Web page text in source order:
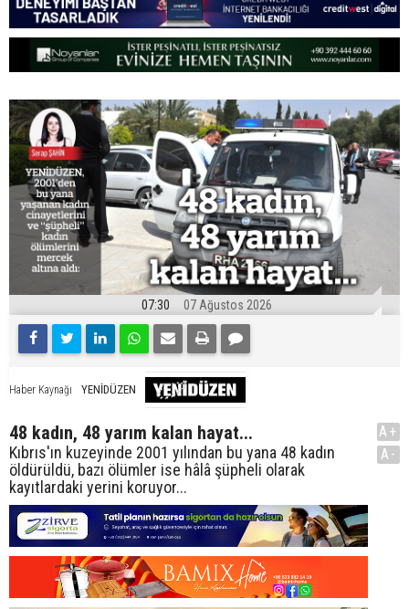
07:30 07 Ağustos 2026
Haber Kaynağı YENİDÜZEN
48 kadın, 48 yarım kalan hayat...
Kıbrıs'ın kuzeyinde 2001 yılından bu yana 48 kadın
öldürüldü, bazı ölümler ise hâlâ şüpheli olarak
kayıtlardaki yerini koruyor...
A+
A-